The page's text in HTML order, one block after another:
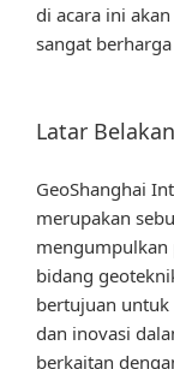
di acara ini
sangat
Latar
GeoShanghai
merupakan
mengumpulkan
bidang
bertujuan
dan inovasi
berkaitan